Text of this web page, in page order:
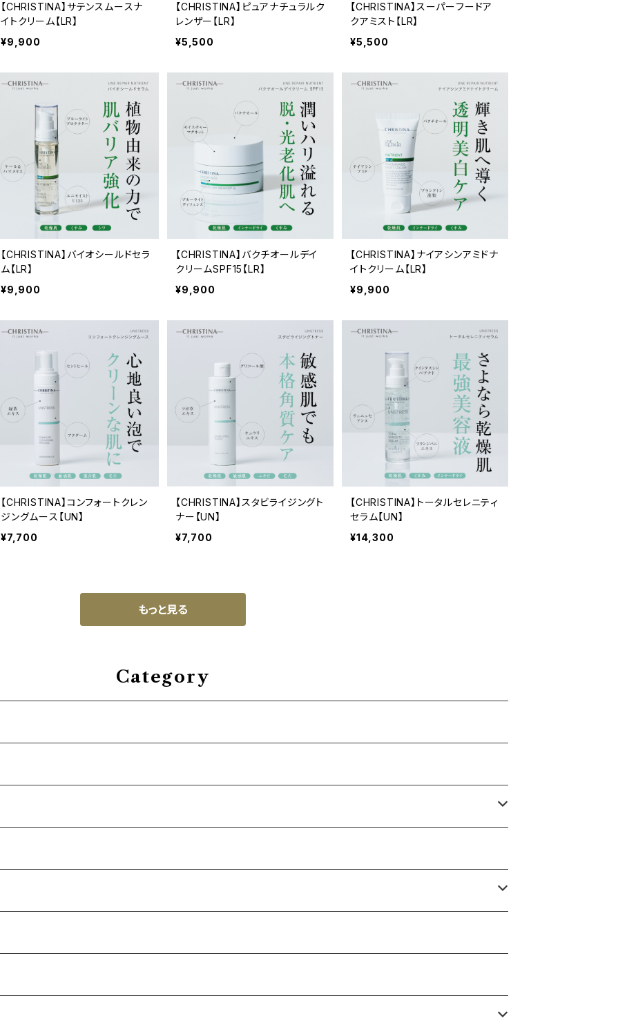
【CHRISTINA】サテンスムースナ
イトクリーム【LR】
¥9,900
【CHRISTINA】ピュアナチュラルク
レンザー【LR】
¥5,500
【CHRISTINA】スーパーフードア
クアミスト【LR】
¥5,500
【CHRISTINA】バイオシールドセラ
ム【LR】
¥9,900
【CHRISTINA】バクチオールデイ
クリームSPF15【LR】
¥9,900
【CHRISTINA】ナイアシンアミドナ
イトクリーム【LR】
¥9,900
【CHRISTINA】コンフォートクレン
ジングムース【UN】
¥7,700
【CHRISTINA】スタビライジングト
ナー【UN】
¥7,700
【CHRISTINA】トータルセレニティ
セラム【UN】
¥14,300
もっと見る
Category